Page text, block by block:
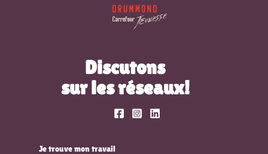
Discutons
sur les réseaux!
Je trouve mon travail